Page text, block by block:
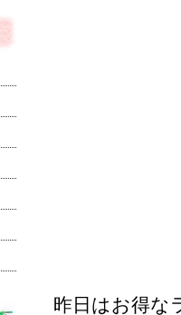
昨日はお得な